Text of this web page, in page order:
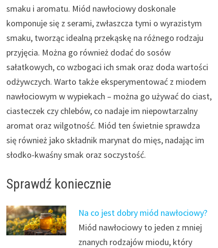
smaku i aromatu. Miód nawłociowy doskonale
komponuje się z serami, zwłaszcza tymi o wyrazistym
smaku, tworząc idealną przekąskę na różnego rodzaju
przyjęcia. Można go również dodać do sosów
sałatkowych, co wzbogaci ich smak oraz doda wartości
odżywczych. Warto także eksperymentować z miodem
nawłociowym w wypiekach – można go używać do ciast,
ciasteczek czy chlebów, co nadaje im niepowtarzalny
aromat oraz wilgotność. Miód ten świetnie sprawdza
się również jako składnik marynat do mięs, nadając im
słodko-kwaśny smak oraz soczystość.
Sprawdź koniecznie
Na co jest dobry miód nawłociowy?
Miód nawłociowy to jeden z mniej
znanych rodzajów miodu, który